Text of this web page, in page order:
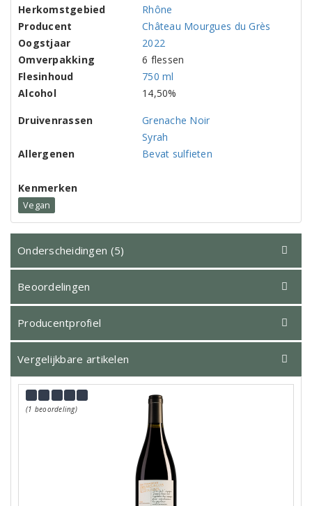
Herkomstgebied
Rhône
Producent
Château Mourgues du Grès
Oogstjaar
2022
Omverpakking
6 flessen
Flesinhoud
750 ml
Alcohol
14,50%
Druivenrassen
Grenache Noir
Syrah
Allergenen
Bevat sulfieten
Kenmerken
Vegan
Onderscheidingen (5)
Beoordelingen
Producentprofiel
Vergelijkbare artikelen
(1 beoordeling)